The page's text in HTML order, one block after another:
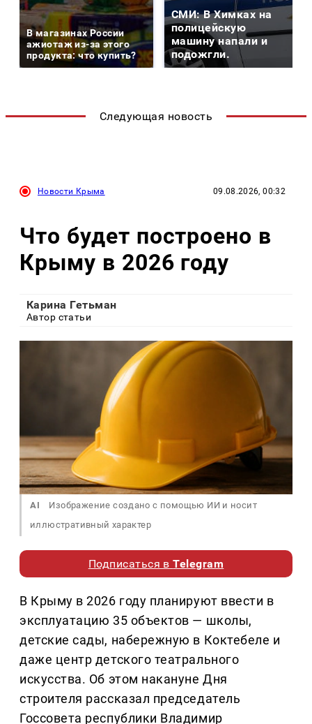
В магазинах России
ажиотаж из-за этого
продукта: что купить?
СМИ: В Химках на
полицейскую
машину напали и
подожгли.
Следующая новость
Новости Крыма 09.08.2026, 00:32
Что будет построено в
Крыму в 2026 году
Карина Гетьман
Автор статьи
AI
Изображение создано с помощью ИИ и носит
иллюстративный характер
Подписаться вTelegram
В Крыму в 2026 году планируют ввести в
эксплуатацию 35 объектов — школы,
детские сады, набережную в Коктебеле и
даже центр детского театрального
искусства. Об этом накануне Дня
строителя рассказал председатель
Госсовета республики Владимир